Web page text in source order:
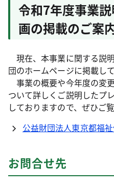
令和7年度事業
画の掲載のご案
現在、本事業に関する説
団のホームページに掲載して
事業の概要や今年度の変
ついて詳しくご説明したプ
しておりますので、ぜひご
公益財団法人東京都福
お問合せ先